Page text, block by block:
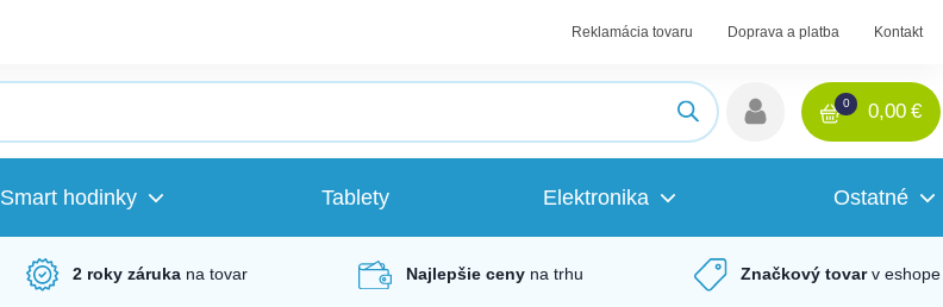
Reklamácia tovaru Doprava a platba Kontakt
0 0,00 €
Smart hodinky Tablety Elektronika Ostatné
2 roky záruka na tovar Najlepšie ceny na trhu Značkový tovar v eshope